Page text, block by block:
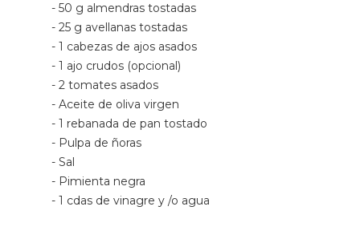
- 50 g almendras tostadas
- 25 g avellanas tostadas
- 1 cabezas de ajos asados
- 1 ajo crudos (opcional)
- 2 tomates asados
- Aceite de oliva virgen
- 1 rebanada de pan tostado
- Pulpa de ñoras
- Sal
- Pimienta negra
- 1 cdas de vinagre y /o agua